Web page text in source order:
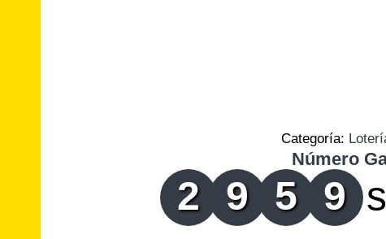
Categoría:
Número
2 9 5 9